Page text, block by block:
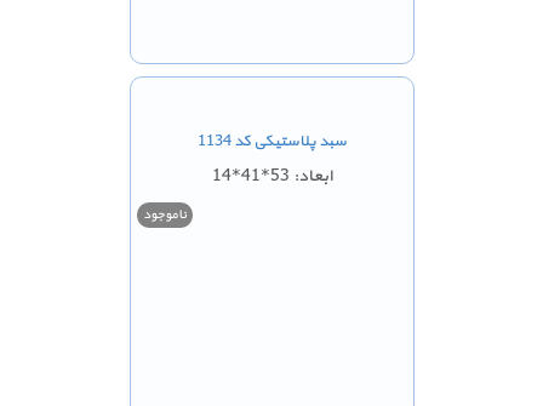
سبد پلاستیکی کد 1134
ابعاد: 53*41*14
ناموجود